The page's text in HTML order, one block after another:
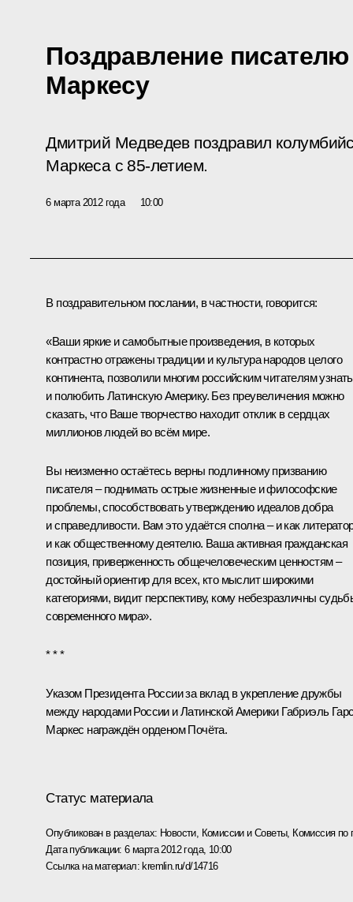
Поздравление
Маркесу
Дмитрий Медведев поздравил
Маркеса с 85-летием.
6 марта 2012 года 10:00
В поздравительном послании, в частности, говорится:
«Ваши яркие и самобытные произведения, в которых
контрастно отражены традиции и культура народов целого
континента, позволили многим российским читателям узнать
и полюбить Латинскую Америку. Без преувеличения можно
сказать, что Ваше творчество находит отклик в сердцах
миллионов людей во всём мире.
Вы неизменно остаётесь верны подлинному призванию
писателя – поднимать острые жизненные и философские
проблемы, способствовать утверждению идеалов добра
и справедливости. Вам это удаётся сполна – и как
и как общественному деятелю. Ваша активная гражданская
позиция, приверженность общечеловеческим ценностям –
достойный ориентир для всех, кто мыслит широкими
категориями, видит перспективу, кому небезразличны
современного мира».
* * *
Указом Президента России за вклад в укрепление дружбы
между народами России и Латинской Америки Габриэль
Маркес награждёнорденом Почёта.
Статус материала
Опубликован в разделах: Новости, Комиссии и Советы, Комиссия по
Дата публикации:6 марта 2012 года, 10:00
Ссылка на материал: kremlin.ru/d/14716